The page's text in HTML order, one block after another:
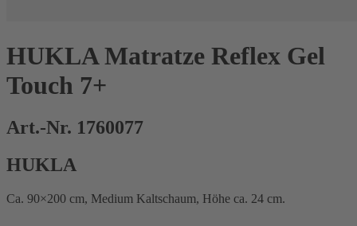
HUKLA Matratze Reflex Gel
Touch 7+
Art.-Nr. 1760077
HUKLA
Ca. 90×200 cm, Medium Kaltschaum, Höhe ca. 24 cm.